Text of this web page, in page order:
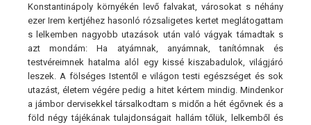
Konstantinápoly környékén levő falvakat, városokat s néhány
ezer Irem kertjéhez hasonló rózsaligetes kertet meglátogattam
s lelkemben nagyobb utazások után való vágyak támadtak s
azt mondám: Ha atyámnak, anyámnak, tanítómnak és
testvéreimnek hatalma alól egy kissé kiszabadulok, világjáró
leszek. A fölséges Istentől e világon testi egészséget és sok
utazást, életem végére pedig a hitet kértem mindig. Mindenkor
a jámbor dervisekkel társalkodtam s midőn a hét égővnek és a
föld négy tájékának tulajdonságait hallám tőlük, lelkemből és